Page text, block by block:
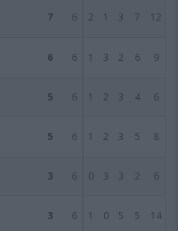
7 6 2 1 3 7 12
6 6 1 3 2 6 9
5 6 1 2 3 4 6
5 6 1 2 3 5 8
3 6 0 3 3 2 6
3 6 1 0 5 5 14